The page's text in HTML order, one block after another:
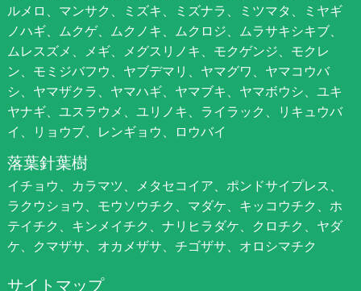
ルメロ、マンサク、ミズキ、ミズナラ、ミツマタ、ミヤギ
ノハギ、ムクゲ、ムクノキ、ムクロジ、ムラサキシキブ、
ムレスズメ、メギ、メグスリノキ、モクゲンジ、モクレ
ン、モミジバフウ、ヤブデマリ、ヤマグワ、ヤマコウバ
シ、ヤマザクラ、ヤマハギ、ヤマブキ、ヤマボウシ、ユキ
ヤナギ、ユスラウメ、ユリノキ、ライラック、リキュウバ
イ、リョウブ、レンギョウ、ロウバイ
落葉針葉樹
イチョウ、カラマツ、メタセコイア、ポンドサイプレス、
ラクウショウ、モウソウチク、マダケ、キッコウチク、ホ
テイチク、キンメイチク、ナリヒラダケ、クロチク、ヤダ
ケ、クマザサ、オカメザサ、チゴザサ、オロシマチク
サイトマップ